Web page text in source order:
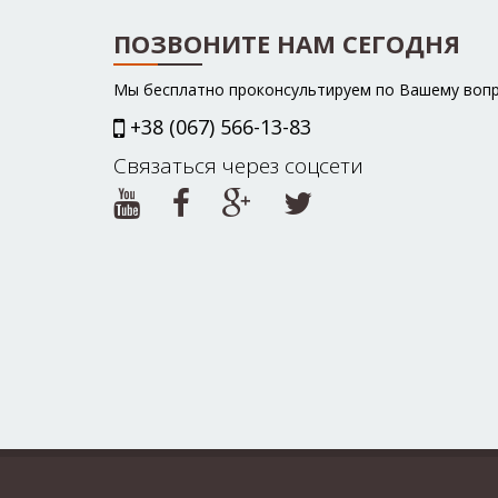
ПОЗВОНИТЕ НАМ СЕГОДНЯ
Мы бесплатно проконсультируем по Вашему
+38 (067) 566-13-83
Связаться через соцсети